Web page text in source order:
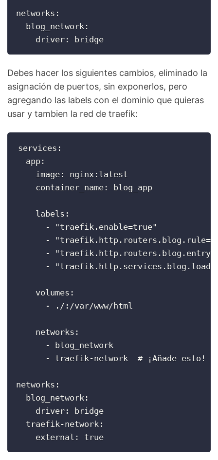
networks:
  blog_network:
    driver: bridge
Debes hacer los siguientes cambios, eliminado la
asignación de puertos, sin exponerlos, pero
agregando las labels con el dominio que quieras
usar y tambien la red de traefik:
services:
  app:
    image: nginx:latest
    container_name: blog_app
    labels:
      - "traefik.enable=true"
-
-
-
    volumes:
      - ./:/var/www/html
    networks:
      - blog_network
      - traefik-network  # ¡Añade esto!
networks:
  blog_network:
    driver: bridge
  traefik-network:
    external: true